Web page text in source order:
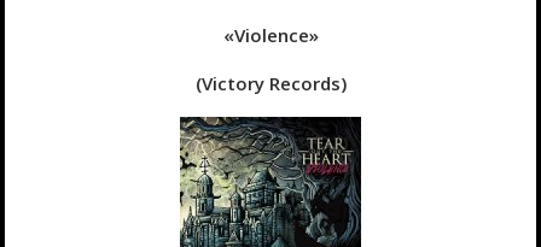
«Violence»
(Victory Records)